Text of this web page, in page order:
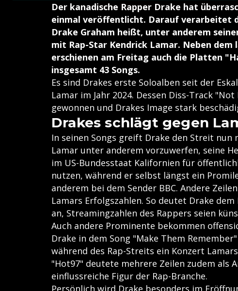
Der kanadische Rapper Drake hat
einmal veröffentlicht. Darauf verarbeitet
Drake Graham heißt, unter anderem
mit Rap-Star Kendrick Lamar. Neben
erschienen am Freitag auch die Platten
insgesamt 43 Songs.
Es sind Drakes erste Soloalben seit der
Lamar im Jahr 2024. Dessen Diss-Track
gewonnen und Drakes Image stark
Drakes schlägt gegen
In seinen Songs greift Drake den Streit nun
Lamar unter anderem vorzuwerfen, seine
im US-Bundesstaat Kalifornien für
nutzen, während er selbst längst ein
anderem bei dem Sender BBC. Andere
Lamars Erfolgszahlen. So deutet Drake
an, Streamingzahlen des Rappers seien
Auch andere Prominente bekommen
Drake in dem Song "Make Them
während des Rap-Streits ein Konzert
"Hot97" deutete mehrere Zeilen zudem als
einflussreiche Figur der Rap-Branche.
Persönlich wird Drake besonders im